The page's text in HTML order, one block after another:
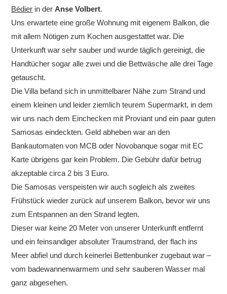
Bédier in derAnse Volbert.
Uns erwartete eine große Wohnung mit eigenem Balkon, die
mit allem Nötigen zum Kochen ausgestattet war. Die
Unterkunft war sehr sauber und wurde täglich gereinigt, die
Handtücher sogar alle zwei und die Bettwäsche alle drei Tage
getauscht.
Die Villa befand sich in unmittelbarer Nähe zum Strand und
einem kleinen und leider ziemlich teurem Supermarkt, in dem
wir uns nach dem Einchecken mit Proviant und ein paar guten
Samosas eindeckten. Geld abheben war an den
Bankautomaten von MCB oder Novobanque sogar mit EC
Karte übrigens gar kein Problem. Die Gebühr dafür betrug
akzeptable circa 2 bis 3 Euro.
Die Samosas verspeisten wir auch sogleich als zweites
Frühstück wieder zurück auf unserem Balkon, bevor wir uns
zum Entspannen an den Strand legten.
Dieser war keine 20 Meter von unserer Unterkunft entfernt
und ein feinsandiger absoluter Traumstrand, der flach ins
Meer abfiel und durch keinerlei Bettenbunker zugebaut war –
vom badewannenwarmem und sehr sauberen Wasser mal
ganz abgesehen.